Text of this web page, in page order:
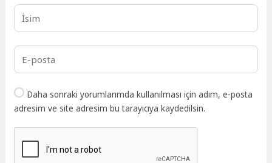
Daha sonraki yorumlarımda kullanılması için adım, e-posta
adresim ve site adresim bu tarayıcıya kaydedilsin.